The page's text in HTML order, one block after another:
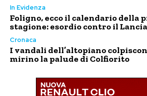
In Evidenza
Foligno, ecco il calendario della
stagione: esordio contro il
Cronaca
I vandali dell’altopiano
mirino la palude di Colfiorito